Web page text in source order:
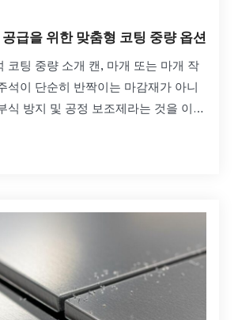
급을 위한 맞춤형 코팅 중량 옵션
코팅 중량 소개 캔, 마개 또는 마개 작
석이 단순히 반짝이는 마감재가 아니
식 방지 및 공정 보조제라는 것을 이미
사용하면 제품 보호, 성형 성능, 균형